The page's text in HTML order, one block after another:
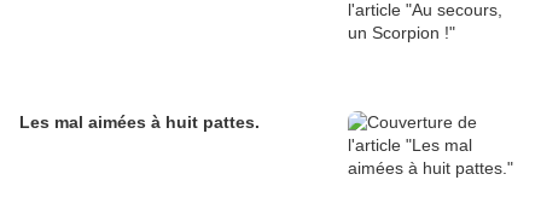
Les mal aimées à huit pattes.